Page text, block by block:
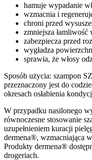
hamuje wypadanie
wzmacnia i
chroni przed
zmniejsza łamliwość
zabezpiecza przed
wygładza
sprawia, że włosy
Sposób użycia: szampon
przeznaczony jest do
okresach osłabienia
W przypadku nasilonego
równoczesne stosowanie
uzupełnieniem kuracji
dermena®, wzmacniająca
Produkty dermena®
drogeriach.